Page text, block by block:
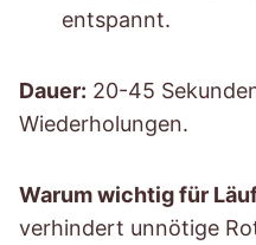
entspannt.
Dauer: 20-45
Wiederholungen.
Warum wichtig für
verhindert unnötige